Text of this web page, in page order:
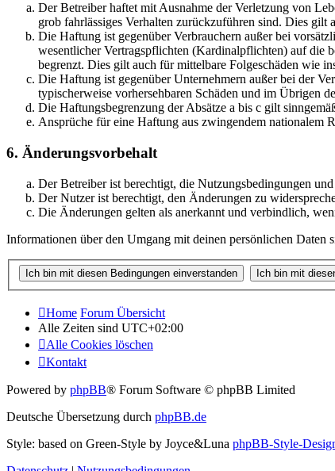
Der Betreiber haftet mit Ausnahme der Verletzung von
grob fahrlässiges Verhalten zurückzuführen sind. Dies gilt
Die Haftung ist gegenüber Verbrauchern außer bei
wesentlicher Vertragspflichten (Kardinalpflichten) auf die
begrenzt. Dies gilt auch für mittelbare Folgeschäden wie
Die Haftung ist gegenüber Unternehmern außer bei der
typischerweise vorhersehbaren Schäden und im Übrigen
Die Haftungsbegrenzung der Absätze a bis c gilt
Ansprüche für eine Haftung aus zwingendem nationalem
6. Änderungsvorbehalt
Der Betreiber ist berechtigt, die Nutzungsbedingungen
Der Nutzer ist berechtigt, den Änderungen zu
Die Änderungen gelten als anerkannt und verbindlich,
Informationen über den Umgang mit deinen persönlichen Daten
Home Forum Übersicht
Alle Zeiten sind UTC+02:00
Alle Cookies löschen
Kontakt
Powered by phpBB® Forum Software © phpBB Limited
Deutsche Übersetzung durch phpBB.de
Style: based on Green-Style by Joyce&Luna phpBB-Style-